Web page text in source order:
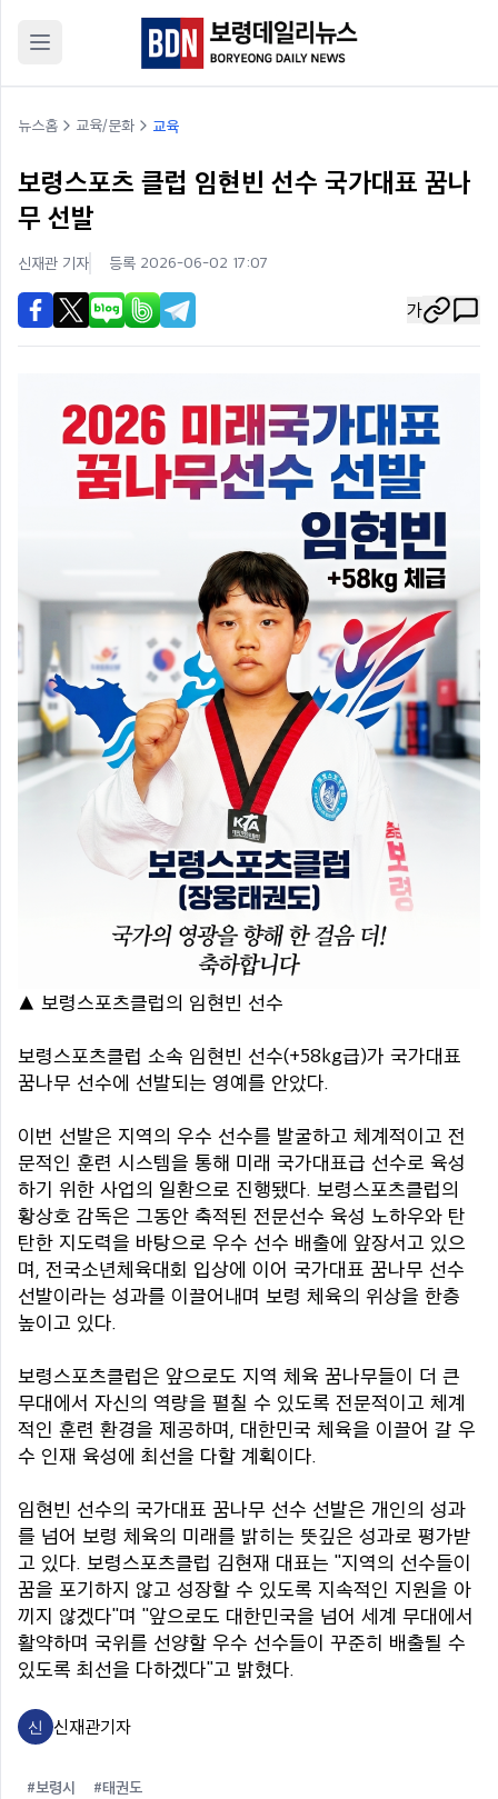
뉴스홈 교육/문화 교육
보령스포츠 클럽 임현빈 선수 국가대표 꿈나
무 선발
신재관 기자 등록 2026-06-02 17:07
가
▲ 보령스포츠클럽의 임현빈 선수
보령스포츠클럽 소속 임현빈 선수(+58kg급)가 국가대표
꿈나무 선수에 선발되는 영예를 안았다.
이번 선발은 지역의 우수 선수를 발굴하고 체계적이고 전
문적인 훈련 시스템을 통해 미래 국가대표급 선수로 육성
하기 위한 사업의 일환으로 진행됐다. 보령스포츠클럽의
황상호 감독은 그동안 축적된 전문선수 육성 노하우와 탄
탄한 지도력을 바탕으로 우수 선수 배출에 앞장서고 있으
며, 전국소년체육대회 입상에 이어 국가대표 꿈나무 선수
선발이라는 성과를 이끌어내며 보령 체육의 위상을 한층
높이고 있다.
보령스포츠클럽은 앞으로도 지역 체육 꿈나무들이 더 큰
무대에서 자신의 역량을 펼칠 수 있도록 전문적이고 체계
적인 훈련 환경을 제공하며, 대한민국 체육을 이끌어 갈 우
수 인재 육성에 최선을 다할 계획이다.
임현빈 선수의 국가대표 꿈나무 선수 선발은 개인의 성과
를 넘어 보령 체육의 미래를 밝히는 뜻깊은 성과로 평가받
고 있다. 보령스포츠클럽 김현재 대표는 "지역의 선수들이
꿈을 포기하지 않고 성장할 수 있도록 지속적인 지원을 아
끼지 않겠다"며 "앞으로도 대한민국을 넘어 세계 무대에서
활약하며 국위를 선양할 우수 선수들이 꾸준히 배출될 수
있도록 최선을 다하겠다"고 밝혔다.
신재관기자
#보령시 #태권도